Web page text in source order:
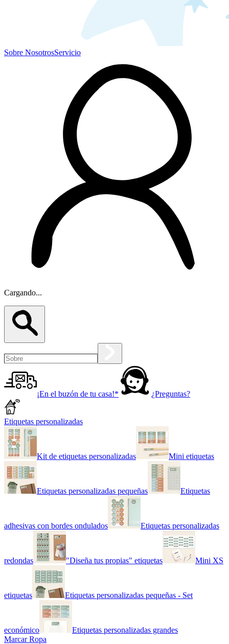
Sobre NosotrosServicio
Cargando...
¡En el buzón de tu casa!* ¿Preguntas?
Etiquetas personalizadas
Kit de etiquetas personalizadas Mini etiquetas
Etiquetas personalizadas pequeñas Etiquetas
adhesivas con bordes ondulados Etiquetas personalizadas
redondas "Diseña tus propias" etiquetas Mini XS
etiquetas Etiquetas personalizadas pequeñas - Set
económico
Etiquetas personalizadas grandes
Marcar Ropa